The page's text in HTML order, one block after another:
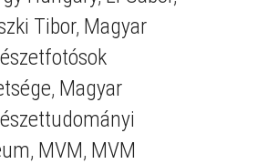
Tibor, Magyar
, Magyar
, MVM, MVM